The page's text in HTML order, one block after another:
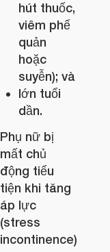
hút thuốc,
viêm phế
quản
hoặc
suyễn); và
lớn tuổi
dần.
Phụ nữ bị
mất chủ
động tiểu
tiện khi tăng
áp lực
(stress
incontinence)